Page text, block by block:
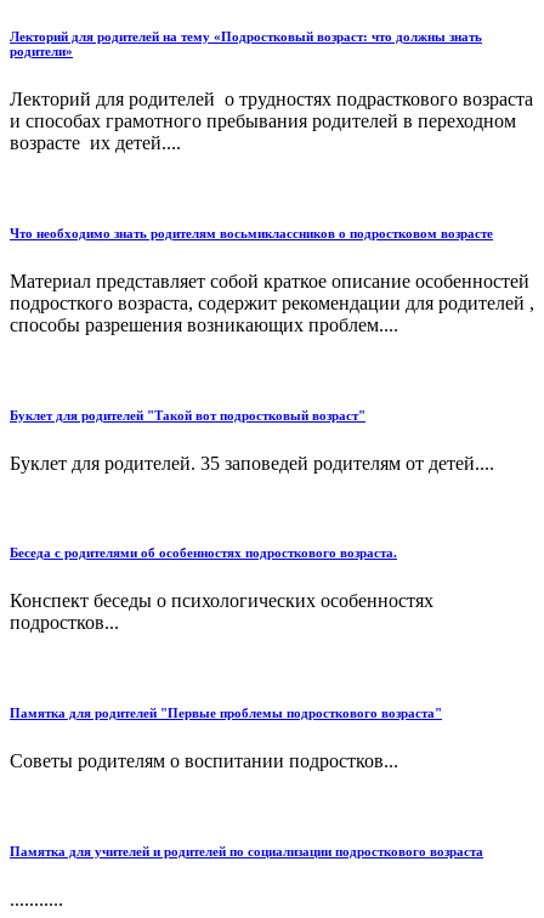
Лекторий для родителей на тему «Подростковый возраст: что должны знать
родители»
Лекторий для родителей о трудностях подрасткового возраста
и способах грамотного пребывания родителей в переходном
возрасте их детей....
Что необходимо знать родителям восьмиклассников о подростковом возрасте
Материал представляет собой краткое описание особенностей
подросткого возраста, содержит рекомендации для родителей ,
способы разрешения возникающих проблем....
Буклет для родителей "Такой вот подростковый возраст"
Буклет для родителей. 35 заповедей родителям от детей....
Беседа с родителями об особенностях подросткового возраста.
Конспект беседы о психологических особенностях
подростков...
Памятка для родителей "Первые проблемы подросткового возраста"
Советы родителям о воспитании подростков...
Памятка для учителей и родителей по социализации подросткового возраста
...........